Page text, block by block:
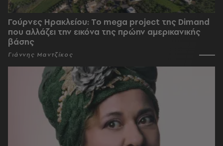
Γούρνες Ηρακλείου: To mega project της Dimand
που αλλάζει την εικόνα της πρώην αμερικανικής
βάσης
Γιάννης Μαντζίκος